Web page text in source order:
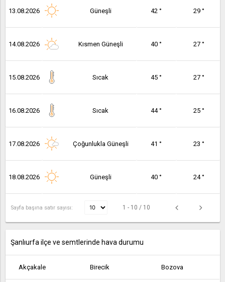
13.08.2026 Güneşli 42 ° 29 °
14.08.2026 Kısmen Güneşli 40 ° 27 °
15.08.2026 Sıcak 45 ° 27 °
16.08.2026 Sıcak 44 ° 25 °
17.08.2026 Çoğunlukla Güneşli 41 ° 23 °
18.08.2026 Güneşli 40 ° 24 °
Sayfa başına satır sayısı: 1 - 10 / 10
Şanlıurfa ilçe ve semtlerinde hava durumu
Akçakale Birecik Bozova